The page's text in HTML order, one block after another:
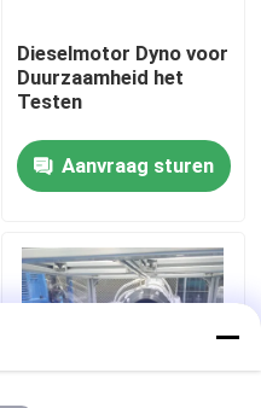
Dieselmotor Dyno voor
Duurzaamheid het
Testen
Aanvraag sturen